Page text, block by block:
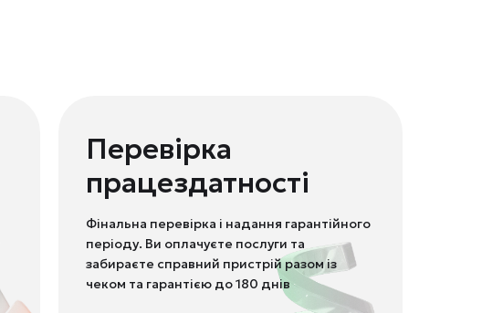
Перевірка
працездатності
Фінальна перевірка і надання гарантійного
періоду. Ви оплачуєте послуги та
забираєте справний пристрій разом із
чеком та гарантією до 180 днів